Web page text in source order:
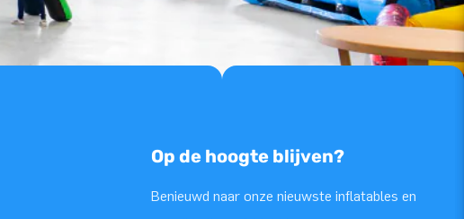
Op de hoogte blijven?
Benieuwd naar onze nieuwste inflatables en